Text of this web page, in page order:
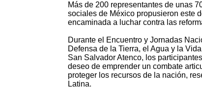
Más de 200 representantes de unas
sociales de México propusieron este
encaminada a luchar contra las
Durante el Encuentro y Jornadas
Defensa de la Tierra, el Agua y la
San Salvador Atenco, los
deseo de emprender un combate
proteger los recursos de la nación,
Latina.